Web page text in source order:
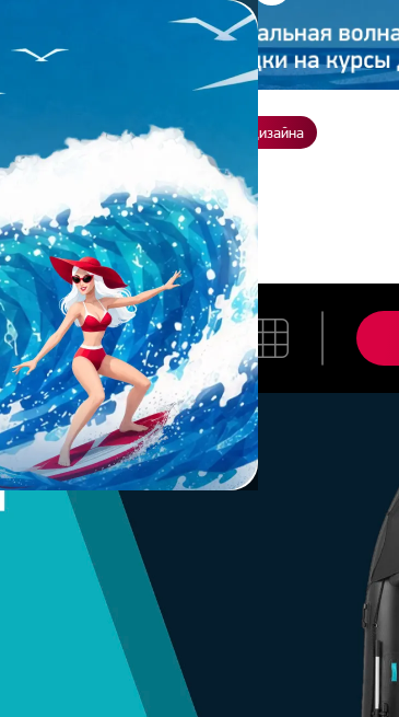
Заказать презентацию Студия дизайна